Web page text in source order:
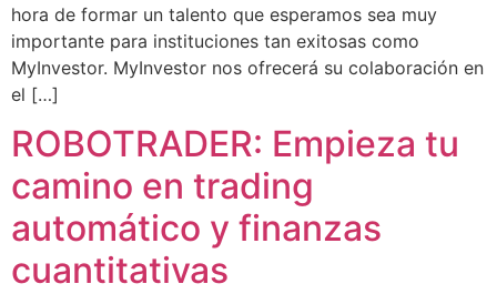
hora de formar un talento que esperamos sea muy
importante para instituciones tan exitosas como
MyInvestor. MyInvestor nos ofrecerá su colaboración en
el […]
ROBOTRADER: Empieza tu
camino en trading
automático y finanzas
cuantitativas